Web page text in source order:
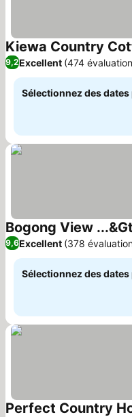
Kiewa Country
9,2Excellent (474
Sélectionnez des
Bogong View
9,6Excellent (378
Sélectionnez des
Perfect Country